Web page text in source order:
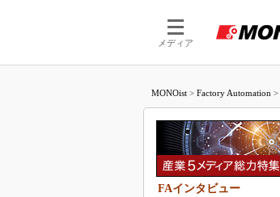
メディア
MONOist > Factory Automation >
FAインタビュー